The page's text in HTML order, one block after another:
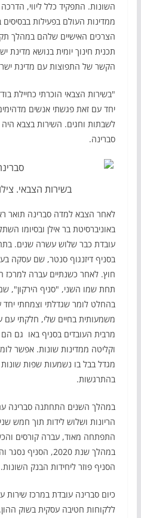
השונות. התפקיד כלל ליווי,
ממדינות העולם בפעילות
הצרכים האישיים שלהם במהלך
תכנית חינוך יומית בנושא מדינת
הקשר של התפוצות עם מדינת
"בשירות הצבאי הוכרתי כחיילת
יחד עם זאת פגשתי אנשים מדהימים
לשבתות וחגים. השירות בצבא היה
סברינה.
בשירות הצבאי.
לאחר הצבא למדה סברינה תואר
באוניברסיטת בר אילן ובסיומו
עובדת כבר שלוש עשרה שנים.
בסניף דיזנגוף סנטר, שם עסקה
חוץ. לאחר כשנתיים עברה למרכז
תחת שמו השני, "סניף הירקון",
בהחלט לומר שגדלתי וצמחתי
משמעותית בחיים שלי, חלקתי
מרבית העובדים בסניף באו גם
וקליטה ממדינות שונות. אפשר
מגדל בבל בו נשמעות שפות שונות
בהתרגשות.
במהלך השנים התחתנה סברינה
הריונות ושלוש לידות תוך חמש
התפתחה מאוד, עברה קורסים
במהלך שנת 2020,
הסניף פוזר ליחידות הבנק השונות.
כיום סברינה עובדת במרכז שירות
ללקוחות חטיבה עסקית בשוק